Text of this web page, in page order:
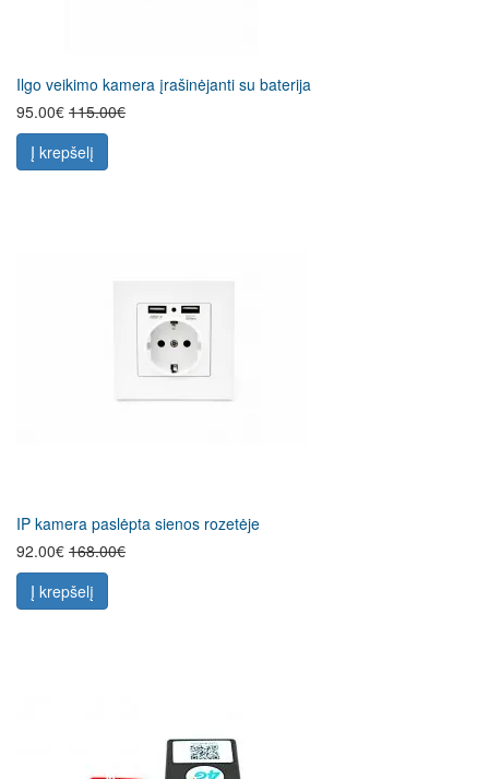
Ilgo veikimo kamera įrašinėjanti su baterija
95.00€ 115.00€
Į krepšelį
IP kamera paslėpta sienos rozetėje
92.00€ 168.00€
Į krepšelį